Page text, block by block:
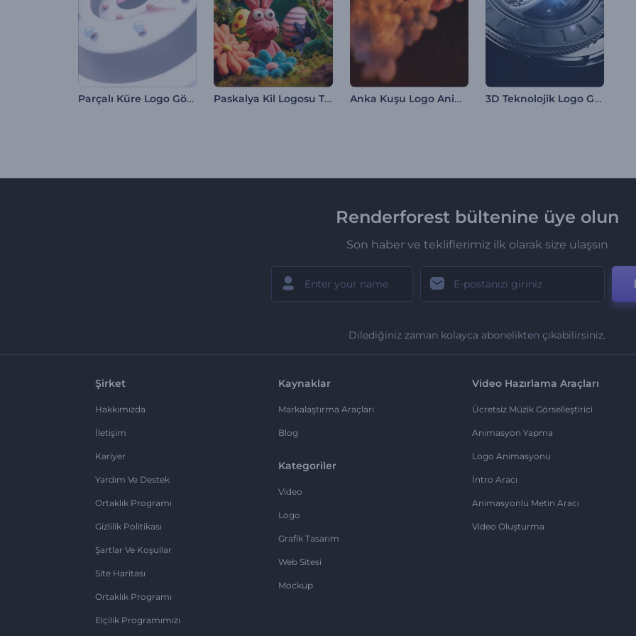
Parçalı Küre Logo Gösterimi Paskalya Kil Logosu Tanıtımı Anka Kuşu Logo Animasyonu 3D Teknolojik Logo Gösterimi
Renderforest bültenine üye olun
Son haber ve tekliflerimiz ilk olarak size ulaşsın
Dilediğiniz zaman kolayca abonelikten çıkabilirsiniz.
Şirket
Hakkımızda
İletişim
Kariyer
Yardım Ve Destek
Ortaklık Programı
Gizlilik Politikası
Şartlar Ve Koşullar
Site Haritası
Ortaklık Programı
Elçilik Programımızı
Kaynaklar
Markalaştırma Araçları
Blog
Kategoriler
Video
Logo
Grafik Tasarım
Web Sitesi
Mockup
Video Hazırlama Araçları
Ücretsiz Müzik Görselleştirici
Animasyon Yapma
Logo Animasyonu
İntro Aracı
Animasyonlu Metin Aracı
Video Oluşturma